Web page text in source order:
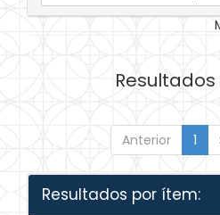
Resultados
Anterior 1
Resultados por ítem: